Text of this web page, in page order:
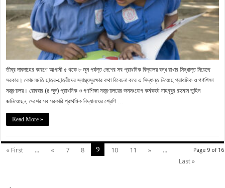
তীব্র দাবদাহের কারণে আগামী ৫ থকে ৮ জুন পর্যন্ত দেশের সব প্রাথমিক বিদ্যালয় বন্ধ রাখার সিদ্ধান্ত নিয়েছে
সরকার। কোমলমতি ছাত্র-ছাত্রীদের স্বাস্থ্যসুরক্ষার কথা বিবেচনা করে এ সিদ্ধান্ত নিয়েছে প্রাথমিক ও গণশিক্ষা
মন্ত্রণালয়। রোববার (৪ জুন) প্রাথমিক ও গণশিক্ষা মন্ত্রণালয়ের জনসংযোগ কর্মকর্তা মাহবুবুর রহমান তুহিন
জানিয়েছেন, দেশের সব সরকারি প্রাথমিক বিদ্যালয়ের শ্রেণি …
Read More »
Page 9 of 16
« First ... « 7 8 9 10 11 »
...
Last »